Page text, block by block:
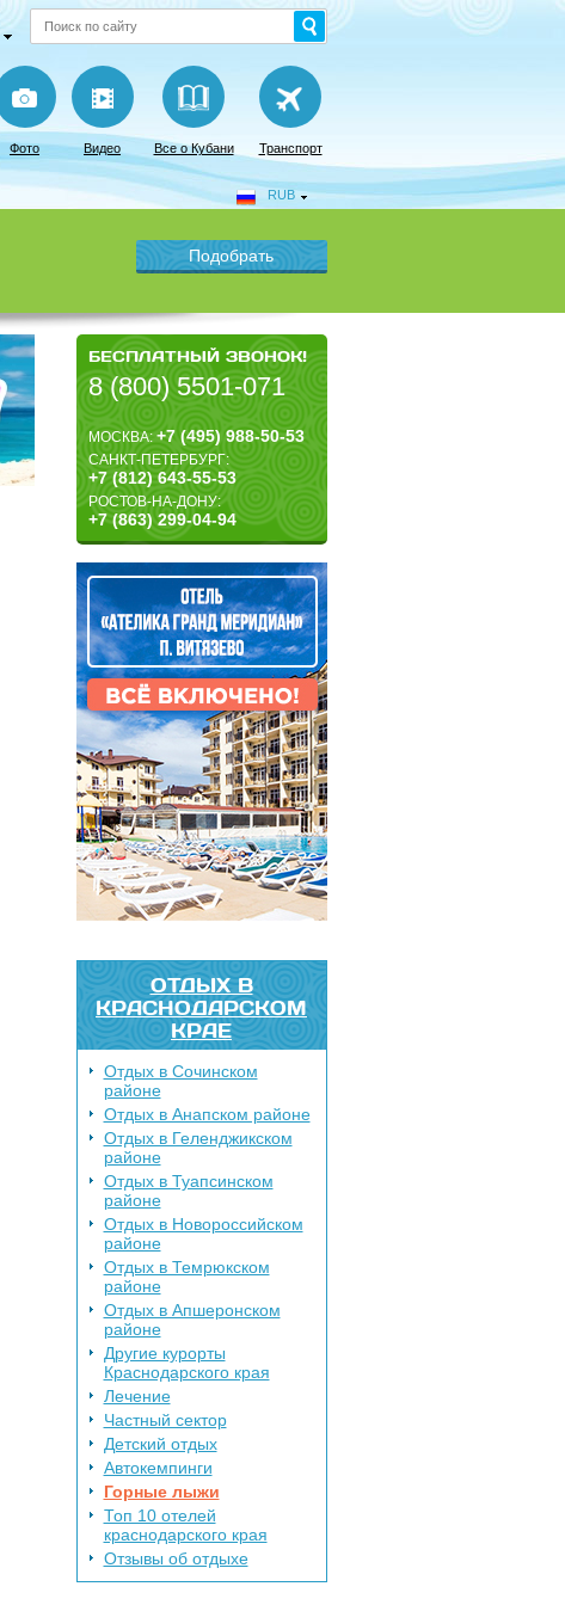
Фото Видео Все о Кубани Транспорт
RUB
БЕСПЛАТНЫЙ ЗВОНОК!
8 (800) 5501-071
МОСКВА:+7 (495) 988-50-53
САНКТ-ПЕТЕРБУРГ:
+7 (812) 643-55-53
РОСТОВ-НА-ДОНУ:
+7 (863) 299-04-94
ОТДЫХ В
КРАСНОДАРСКОМ
КРАЕ
Отдых в Сочинском
районе
Отдых в Анапском районе
Отдых в Геленджикском
районе
Отдых в Туапсинском
районе
Отдых в Новороссийском
районе
Отдых в Темрюкском
районе
Отдых в Апшеронском
районе
Другие курорты
Краснодарского края
Лечение
Частный сектор
Детский отдых
Автокемпинги
Горные лыжи
Топ 10 отелей
краснодарского края
Отзывы об отдыхе